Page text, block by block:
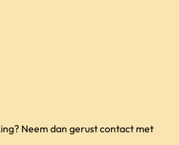
Neem dan gerust contact met